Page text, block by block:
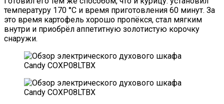
температуру 170 °C и время приготовления 60 минут. За
это время картофель хорошо пропёкся, стал мягким
внутри и приобрёл аппетитную золотистую корочку
снаружи.